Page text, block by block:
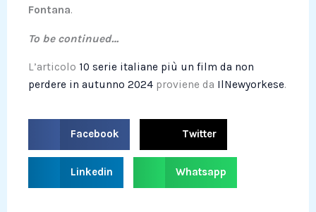
Fontana.
To be continued…
L’articolo 10 serie italiane più un film da non
perdere in autunno 2024 proviene da IlNewyorkese.
Facebook Twitter
Linkedin Whatsapp